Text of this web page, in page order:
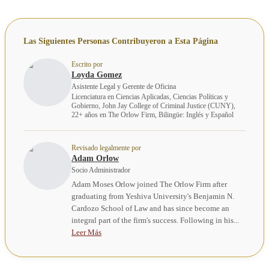
Las Siguientes Personas Contribuyeron a Esta Página
Escrito por
Loyda Gomez
Asistente Legal y Gerente de Oficina
Licenciatura en Ciencias Aplicadas, Ciencias Políticas y
Gobierno, John Jay College of Criminal Justice (CUNY),
22+ años en The Orlow Firm, Bilingüe: Inglés y Español
Revisado legalmente por
Adam Orlow
Socio Administrador
Adam Moses Orlow joined The Orlow Firm after
graduating from Yeshiva University's Benjamin N.
Cardozo School of Law and has since become an
integral part of the firm's success. Following in his...
Leer Más